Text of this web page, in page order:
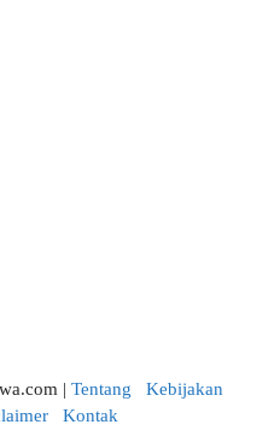
| Tentang
Kebijakan
Kontak